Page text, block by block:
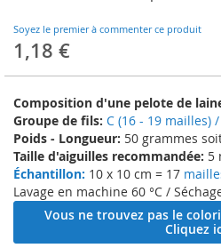
Soyez le premier à commenter ce produit
1,18 €
Composition d'une pelote de
Groupe de fils: C (16 - 19 mailles)
Poids - Longueur: 50 grammes
Taille d'aiguilles recommandée: 5
Échantillon: 10 x 10 cm = 17
Lavage en machine 60 °C /
Vous ne trouvez pas le
Cliquez
beginning
of
the
gallery